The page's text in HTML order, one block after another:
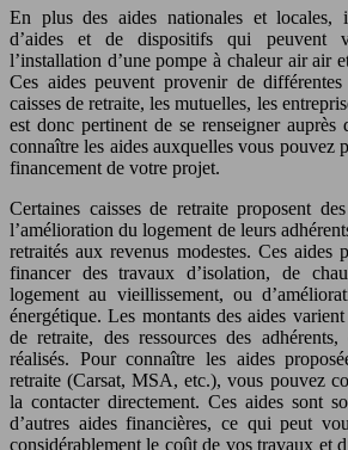
En plus des aides nationales et locales,
d’aides et de dispositifs qui peuvent
l’installation d’une pompe à chaleur air air
Ces aides peuvent provenir de
caisses de retraite, les mutuelles, les
est donc pertinent de se renseigner auprès
connaître les aides auxquelles vous pouvez
financement de votre projet.
Certaines caisses de retraite proposent
l’amélioration du logement de leurs
retraités aux revenus modestes. Ces aides
financer des travaux d’isolation, de
logement au vieillissement, ou
énergétique. Les montants des aides
de retraite, des ressources des
réalisés. Pour connaître les aides
retraite (Carsat, MSA, etc.), vous pouvez
la contacter directement. Ces aides sont
d’autres aides financières, ce qui peut
considérablement le coût de vos travaux et